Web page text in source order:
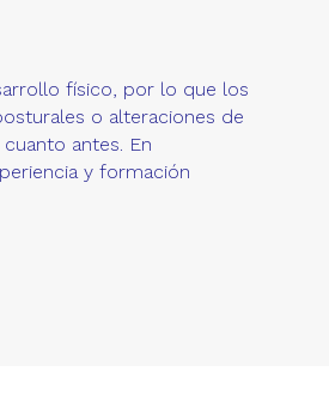
físico, por lo que los
o alteraciones de
antes. En
y formación